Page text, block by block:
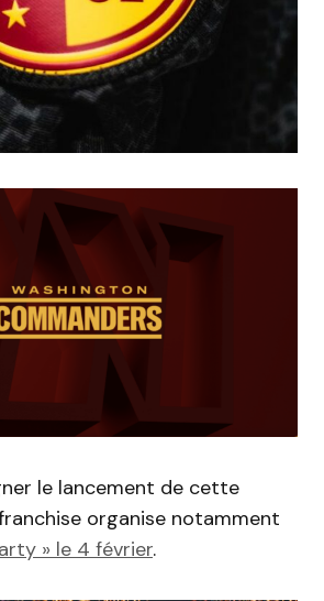
le lancement de cette
organise notamment
» le 4 février.